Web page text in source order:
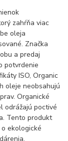
zahŕňa viac
oleja
Značka
a predaj
potvrdenie
ISO, Organic
oleje neobsahujú
Organické
odrážajú poctivé
Tento produkt
ekologické